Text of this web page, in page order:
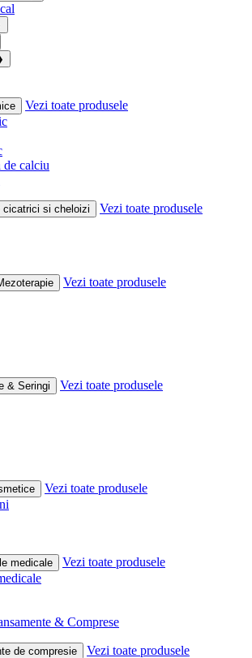
Vezi toate produsele
calciu
si cheloizi
Vezi toate produsele
Vezi toate produsele
& Seringi
Vezi toate produsele
Vezi toate produsele
medicale
Vezi toate produsele
& Comprese
de compresie
Vezi toate produsele